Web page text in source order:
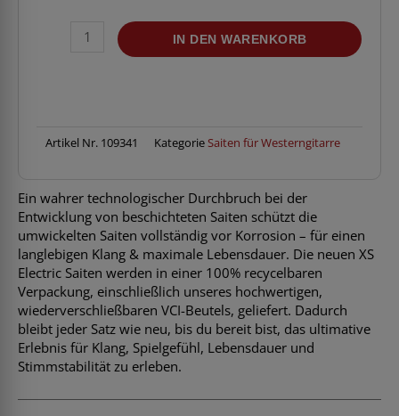
Menge
IN DEN WARENKORB
Artikel Nr. 109341 KategorieSaiten für Westerngitarre
Ein wahrer technologischer Durchbruch bei der
Entwicklung von beschichteten Saiten schützt die
umwickelten Saiten vollständig vor Korrosion – für einen
langlebigen Klang & maximale Lebensdauer. Die neuen XS
Electric Saiten werden in einer 100% recycelbaren
Verpackung, einschließlich unseres hochwertigen,
wiederverschließbaren VCI-Beutels, geliefert. Dadurch
bleibt jeder Satz wie neu, bis du bereit bist, das ultimative
Erlebnis für Klang, Spielgefühl, Lebensdauer und
Stimmstabilität zu erleben.